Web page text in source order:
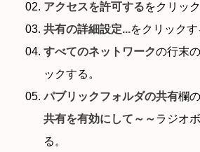
アクセスを許可するをクリック
共有の詳細設定...をクリックす
すべてのネットワークの行末
ックする。
パブリックフォルダの共有欄の
共有を有効にして～～ラジオ
る。